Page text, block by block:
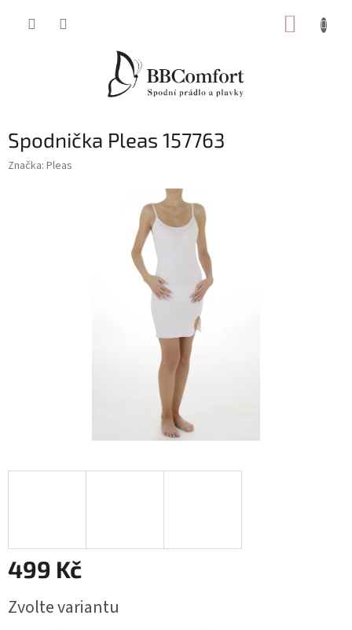
Spodnička Pleas 157763
Značka: Pleas
499 Kč
cena:
Zvolte variantu